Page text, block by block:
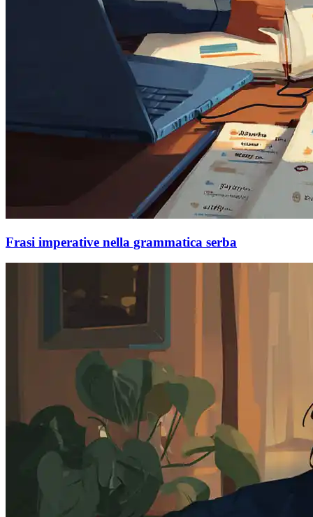
Frasi imperative nella grammatica serba